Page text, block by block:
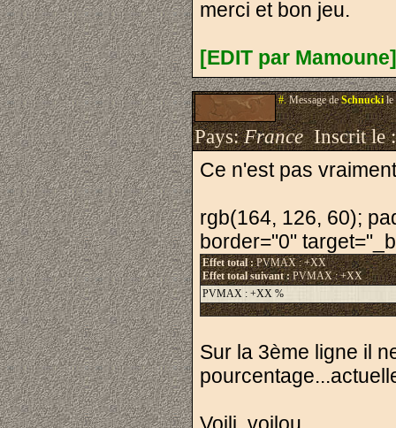
merci et bon jeu.
[EDIT par
#.Message deSchnuckile
Pays:FranceInscrit le
Ce n'est pas
rgb(164, 126, 60);
border="0"
Effet total :PVMAX : +XX
Effet total suivant :PVMAX : +XX
PVMAX : +XX %
Sur la 3ème ligne il